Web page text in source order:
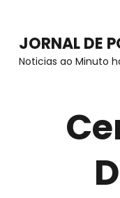
content
JORNAL DE
Noticias ao Minuto